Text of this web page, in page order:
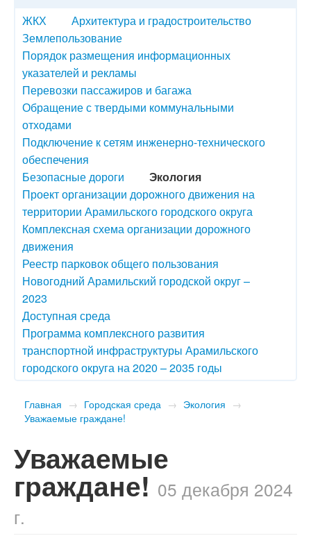
ЖКХ
Архитектура и градостроительство
Землепользование
Порядок размещения информационных
указателей и рекламы
Перевозки пассажиров и багажа
Обращение с твердыми коммунальными
отходами
Подключение к сетям инженерно-технического
обеспечения
Безопасные дороги
Экология
Проект организации дорожного движения на
территории Арамильского городского округа
Комплексная схема организации дорожного
движения
Реестр парковок общего пользования
Новогодний Арамильский городской округ –
2023
Доступная среда
Программа комплексного развития
транспортной инфраструктуры Арамильского
городского округа на 2020 – 2035 годы
Главная → Городская среда → Экология →
​Уважаемые граждане!
​Уважаемые
граждане! 05 декабря 2024
г.